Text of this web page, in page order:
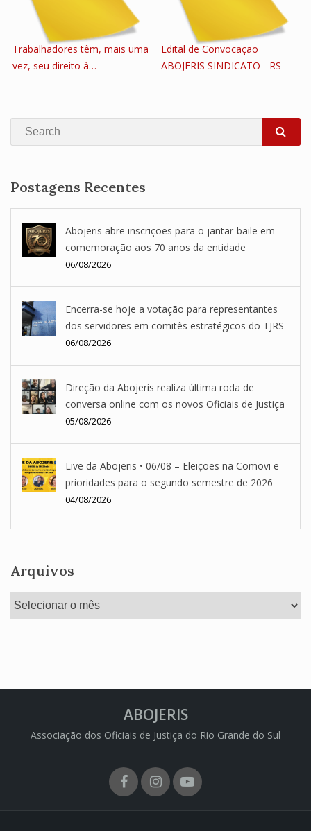
Trabalhadores têm, mais uma
vez, seu direito à…
Edital de Convocação
ABOJERIS SINDICATO - RS
Search
Postagens Recentes
Abojeris abre inscrições para o jantar-baile em
comemoração aos 70 anos da entidade
06/08/2026
Encerra-se hoje a votação para representantes
dos servidores em comitês estratégicos do TJRS
06/08/2026
Direção da Abojeris realiza última roda de
conversa online com os novos Oficiais de Justiça
05/08/2026
Live da Abojeris • 06/08 – Eleições na Comovi e
prioridades para o segundo semestre de 2026
04/08/2026
Arquivos
Arquivos
ABOJERIS
Associação dos Oficiais de Justiça do Rio Grande do Sul
FacebookInstagram
Youtube